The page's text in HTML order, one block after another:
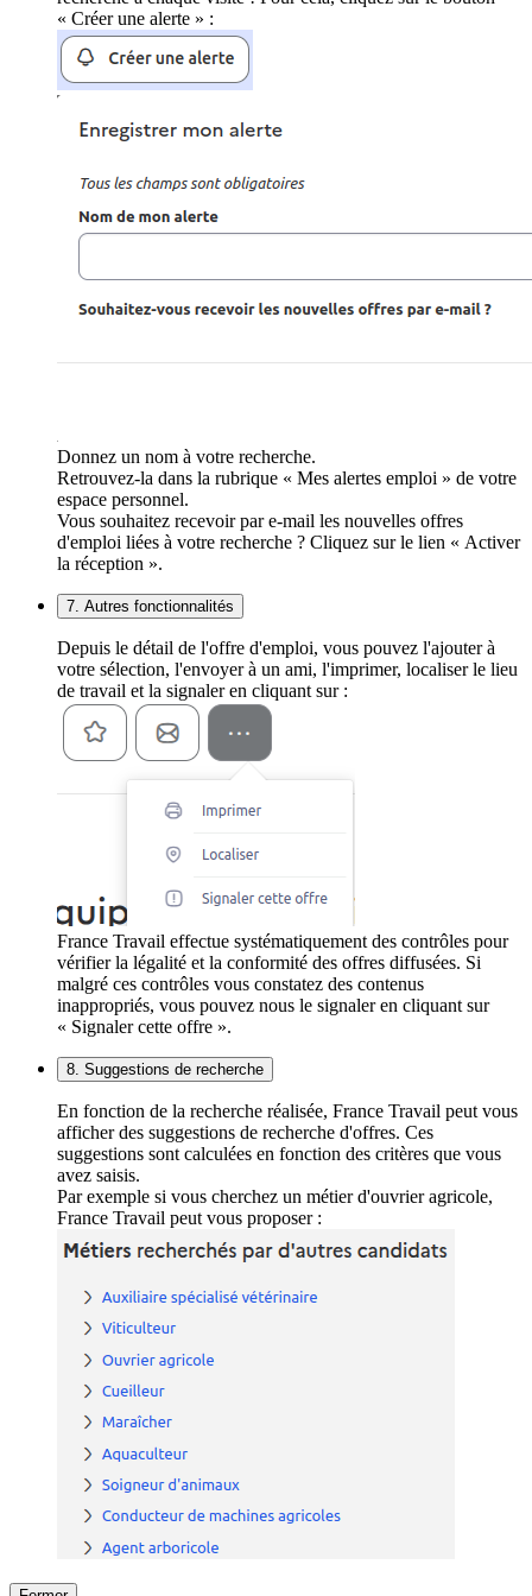
« Créer une alerte » :
Donnez un nom à votre recherche.
Retrouvez-la dans la rubrique « Mes alertes emploi » de votre
espace personnel.
Vous souhaitez recevoir par e-mail les nouvelles offres
d'emploi liées à votre recherche ? Cliquez sur le lien « Activer
la réception ».
7. Autres fonctionnalités
Depuis le détail de l'offre d'emploi, vous pouvez l'ajouter à
votre sélection, l'envoyer à un ami, l'imprimer, localiser le lieu
de travail et la signaler en cliquant sur :
France Travail effectue systématiquement des contrôles pour
vérifier la légalité et la conformité des offres diffusées. Si
malgré ces contrôles vous constatez des contenus
inappropriés, vous pouvez nous le signaler en cliquant sur
« Signaler cette offre ».
8. Suggestions de recherche
En fonction de la recherche réalisée, France Travail peut vous
afficher des suggestions de recherche d'offres. Ces
suggestions sont calculées en fonction des critères que vous
avez saisis.
Par exemple si vous cherchez un métier d'ouvrier agricole,
France Travail peut vous proposer :